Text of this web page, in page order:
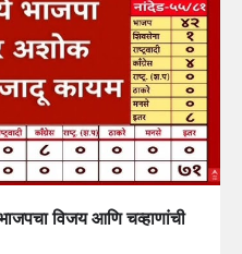
विजय आणि चव्हाणांची